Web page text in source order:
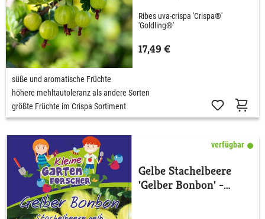
Ribes uva-crispa 'Crispa®'
'Goldling®'
17,49 €
süße und aromatische Früchte
höhere mehltautoleranz als andere Sorten
größte Früchte im Crispa Sortiment
verfügbar
Gelbe Stachelbeere
'Gelber Bonbon' -